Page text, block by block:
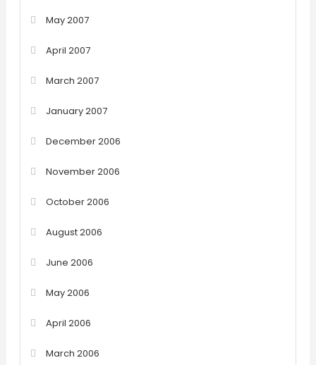
May 2007
April 2007
March 2007
January 2007
December 2006
November 2006
October 2006
August 2006
June 2006
May 2006
April 2006
March 2006